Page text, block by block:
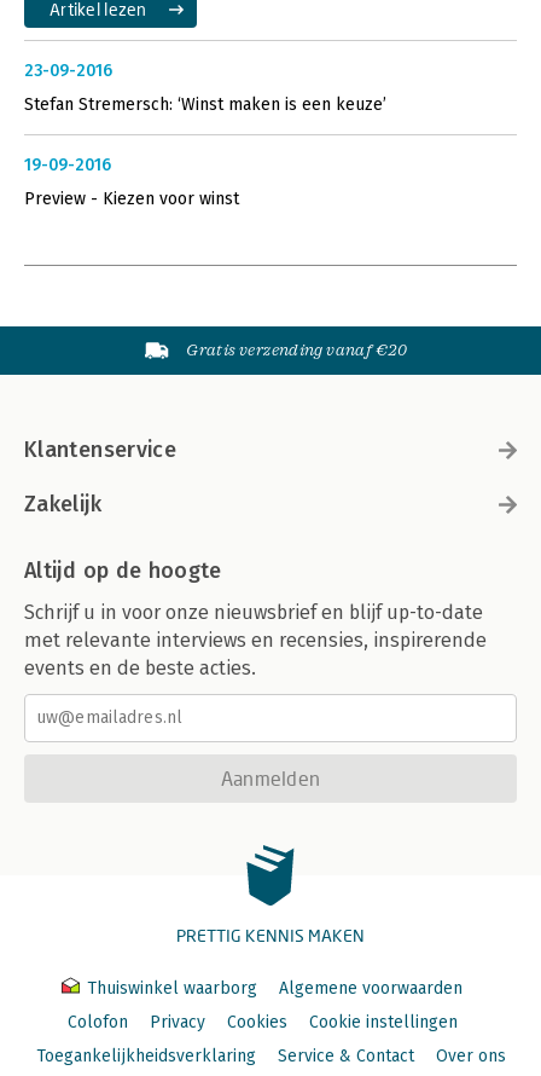
Artikel lezen
23-09-2016
Stefan Stremersch: ‘Winst maken is een keuze’
19-09-2016
Preview - Kiezen voor winst
Gratis verzending vanaf €20
Klantenservice
Zakelijk
Altijd op de hoogte
Schrijf u in voor onze nieuwsbrief en blijf up-to-date
met relevante interviews en recensies, inspirerende
events en de beste acties.
Aanmelden
PRETTIG KENNIS MAKEN
Thuiswinkel waarborg
Algemene voorwaarden
Colofon
Privacy Cookies
Cookie instellingen
Toegankelijkheidsverklaring
Service & Contact Over ons